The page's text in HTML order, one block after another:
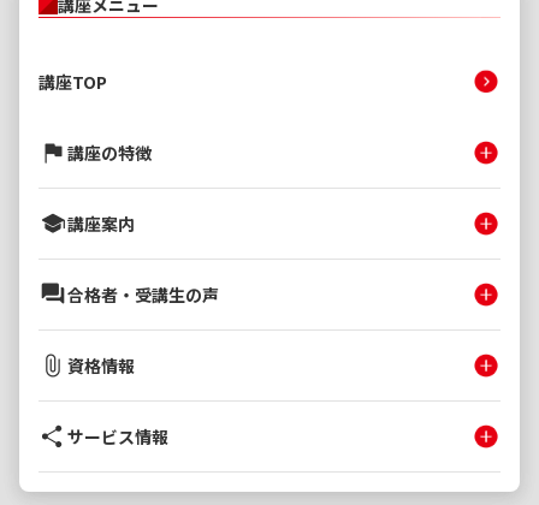
講座TOP
講座の特徴
講座案内
合格者・受講生の声
資格情報
サービス情報